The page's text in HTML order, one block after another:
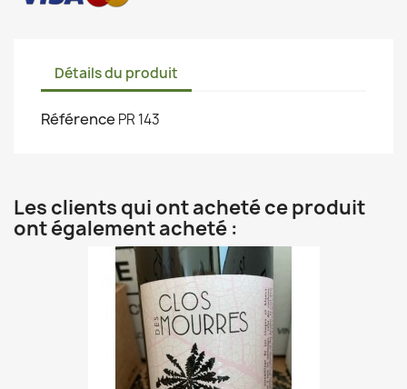
Détails du produit
Référence PR 143
Les clients qui ont acheté ce produit
ont également acheté :